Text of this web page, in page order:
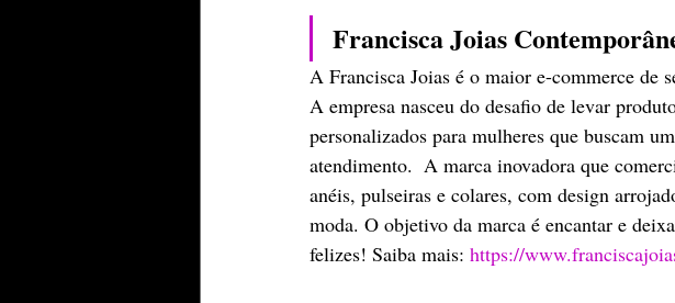
Francisca Joias
A Francisca Joias é o maior e-commerce de
A empresa nasceu do desafio de levar
personalizados para mulheres que buscam
atendimento.  A marca inovadora que
anéis, pulseiras e colares, com design
moda. O objetivo da marca é encantar e
felizes! Saiba mais: https://